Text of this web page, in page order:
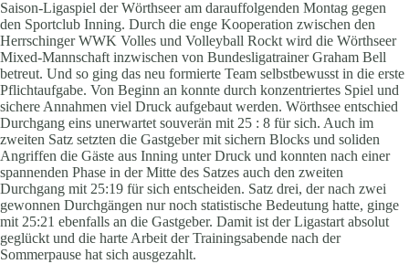
Saison-Ligaspiel der Wörthseer am darauffolgenden Montag gegen
den Sportclub Inning. Durch die enge Kooperation zwischen den
Herrschinger WWK Volles und Volleyball Rockt wird die Wörthseer
Mixed-Mannschaft inzwischen von Bundesligatrainer Graham Bell
betreut. Und so ging das neu formierte Team selbstbewusst in die erste
Pflichtaufgabe. Von Beginn an konnte durch konzentriertes Spiel und
sichere Annahmen viel Druck aufgebaut werden. Wörthsee entschied
Durchgang eins unerwartet souverän mit 25 : 8 für sich. Auch im
zweiten Satz setzten die Gastgeber mit sichern Blocks und soliden
Angriffen die Gäste aus Inning unter Druck und konnten nach einer
spannenden Phase in der Mitte des Satzes auch den zweiten
Durchgang mit 25:19 für sich entscheiden. Satz drei, der nach zwei
gewonnen Durchgängen nur noch statistische Bedeutung hatte, ginge
mit 25:21 ebenfalls an die Gastgeber. Damit ist der Ligastart absolut
geglückt und die harte Arbeit der Trainingsabende nach der
Sommerpause hat sich ausgezahlt.